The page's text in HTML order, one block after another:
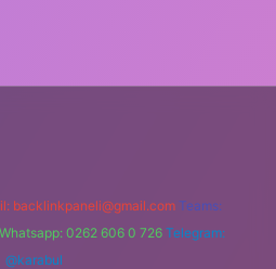
backlinkpaneli@gmail.com Teams:
Whatsapp: 0262 606 0 726 Telegram:
@karabul